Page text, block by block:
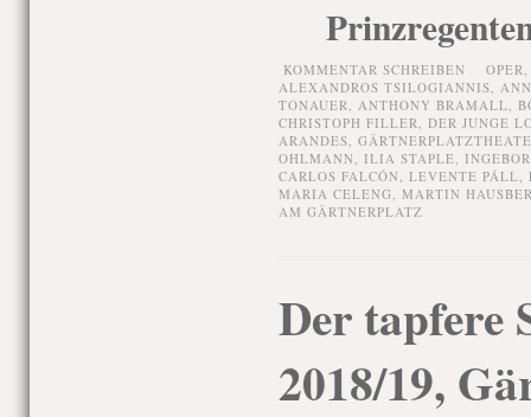
KOMMENTAR SCHREIBEN
ALEXANDROS TSILOGIANNIS,
TONAUER, ANTHONY BRAMALL,
CHRISTOPH FILLER, DER JUNGE
ARANDES,
OHLMANN, ILIA STAPLE,
CARLOS FALCÓN, LEVENTE PÁLL,
MARIA CELENG, MARTIN
AM GÄRTNERPLATZ
Der tapfere
2018/19,